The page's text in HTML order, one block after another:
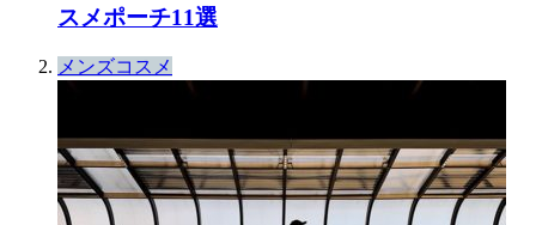
スメポーチ11選
メンズコスメ